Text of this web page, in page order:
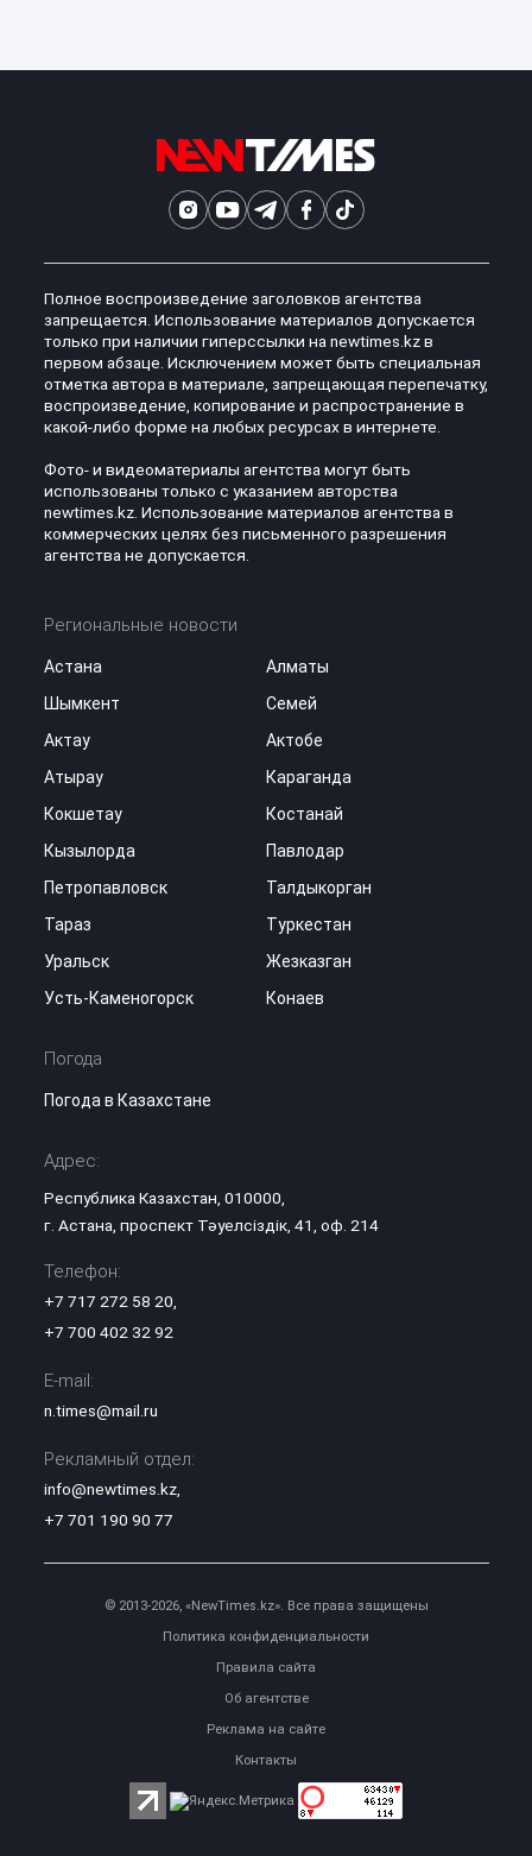
Полное воспроизведение заголовков агентства
запрещается. Использование материалов допускается
только при наличии гиперссылки на newtimes.kz в
первом абзаце. Исключением может быть специальная
отметка автора в материале, запрещающая перепечатку,
воспроизведение, копирование и распространение в
какой-либо форме на любых ресурсах в интернете.
Фото- и видеоматериалы агентства могут быть
использованы только с указанием авторства
newtimes.kz. Использование материалов агентства в
коммерческих целях без письменного разрешения
агентства не допускается.
Региональные новости
Астана
Алматы
Шымкент
Семей
Актау
Актобе
Атырау
Караганда
Кокшетау
Костанай
Кызылорда
Павлодар
Петропавловск
Талдыкорган
Тараз
Туркестан
Уральск
Жезказган
Усть-Каменогорск
Конаев
Погода
Погода в Казахстане
Адрес:
Республика Казахстан, 010000,
г. Астана, проспект Тәуелсіздік, 41, оф. 214
Телефон:
+7 717 272 58 20,
+7 700 402 32 92
E-mail:
n.times@mail.ru
Рекламный отдел:
info@newtimes.kz,
+7 701 190 90 77
© 2013-2026, «NewTimes.kz». Все права защищены
Политика конфиденциальности
Правила сайта
Об агентстве
Реклама на сайте
Контакты